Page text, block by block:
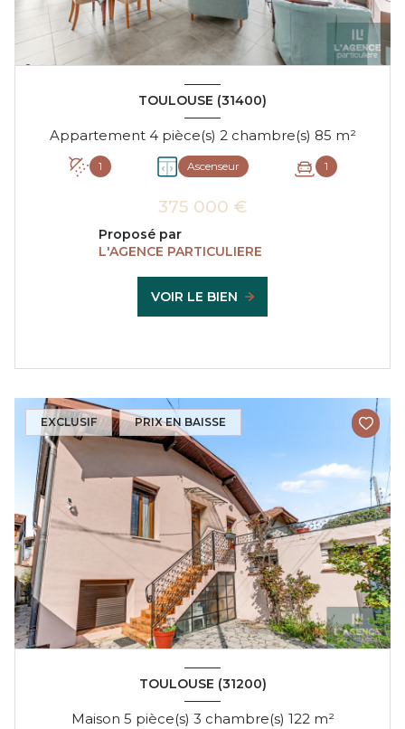
TOULOUSE (31400)
Appartement 4 pièce(s) 2 chambre(s) 85 m²
1 Ascenseur 1
375 000 €
Proposé par
L'AGENCE PARTICULIERE
VOIR LE BIEN
EXCLUSIF PRIX EN BAISSE
TOULOUSE (31200)
Maison 5 pièce(s) 3 chambre(s) 122 m²